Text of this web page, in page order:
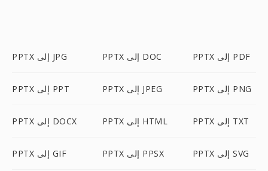
PPTX إلى JPG PPTX إلى DOC PPTX إلى PDF
PPTX إلى PPT PPTX إلى JPEG PPTX إلى PNG
PPTX إلى DOCX PPTX إلى HTML PPTX إلى TXT
PPTX إلى GIF PPTX إلى PPSX PPTX إلى SVG